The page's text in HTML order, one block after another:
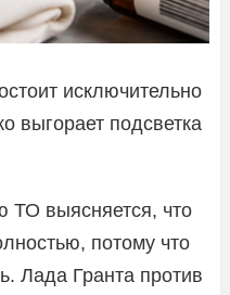
исключительно
выгорает подсветка
ТО выясняется, что
потому что
Лада Гранта против